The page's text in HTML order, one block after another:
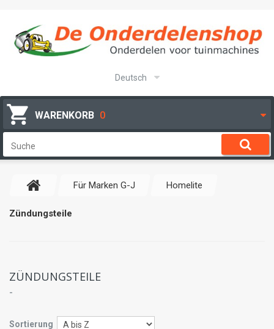
Deutsch
WARENKORB 0
Für Marken G-J Homelite
Zündungsteile
ZÜNDUNGSTEILE
-
Sortierung